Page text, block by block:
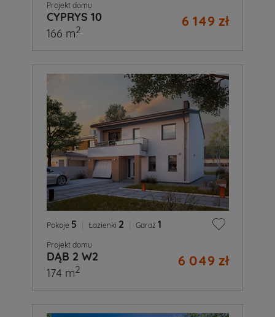
Projekt domu
CYPRYS 10 6 149 zł
166 m2
Pokoje 5 Łazienki 2 Garaż 1
Projekt domu
DĄB 2 W2 6 049 zł
174 m2